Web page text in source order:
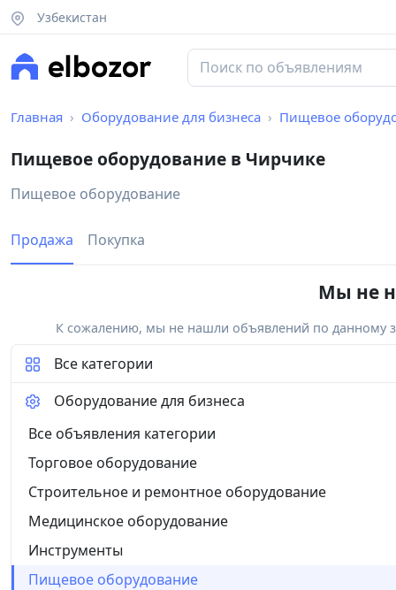
Узбекистан
Главная Оборудование для бизнеса Пищевое
Пищевое оборудование в Чирчике
Пищевое оборудование
Продажа Покупка
Мы не
К сожалению, мы не нашли объявлений по данному
Все категории
Оборудование для бизнеса
Все объявления категории
Торговое оборудование
Строительное и ремонтное оборудование
Медицинское оборудование
Инструменты
Пищевое оборудование